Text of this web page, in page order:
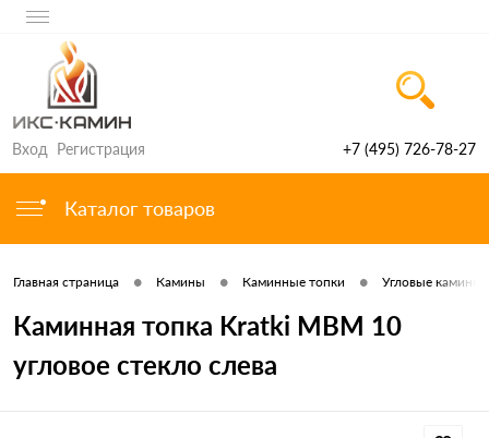
Вход Регистрация +7 (495) 726-78-27
Каталог товаров
Главная страница • Камины • Каминные топки • Угловые
Каминная топка Kratki MBM 10
угловое стекло слева